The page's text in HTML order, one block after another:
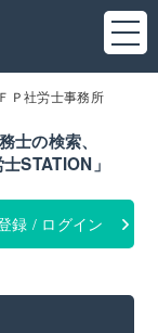
Ｐ社労士事務所
士の検索、
STATION」
録 / ログイン